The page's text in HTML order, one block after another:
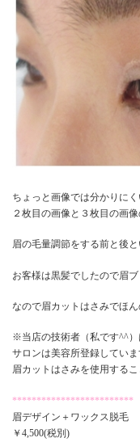
ちょっと画像では分かりに
２枚目の画像と３枚目の画
眉の毛量調節をする前と後と
お客様は黒髪でしたので眉
なので眉カットはさみでほん
※当店の技術者（私です^^）
サロンは美容所登録してい
眉カットはさみを使用するこ
*************************
眉デザイン＋ワックス脱毛
￥4,500(税別)